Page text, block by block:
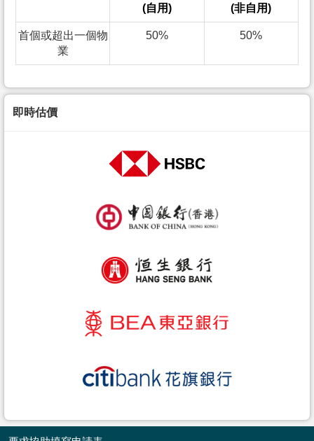
(自用)
(非自用)
首個或超出一個物
業
50% 50%
即時估價